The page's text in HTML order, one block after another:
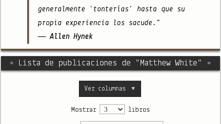
generalmente 'tonterías' hasta que su
propia experiencia los sacude."
— Allen Hynek
= Lista de publicaciones de "Matthew White" =
Ver columnas ▼
Mostrar libros